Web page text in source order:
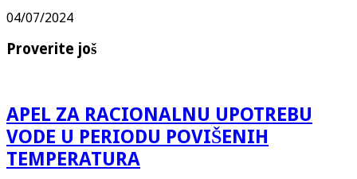
04/07/2024
Proverite još
APEL ZA RACIONALNU UPOTREBU
VODE U PERIODU POVIŠENIH
TEMPERATURA